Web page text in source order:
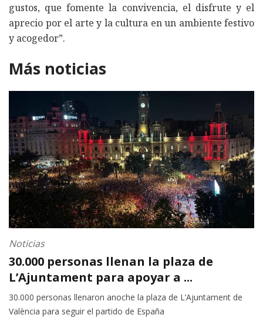
gustos, que fomente la convivencia, el disfrute y el
aprecio por el arte y la cultura en un ambiente festivo
y acogedor”.
Más noticias
Noticias
30.000 personas llenan la plaza de
L’Ajuntament para apoyar a ...
30.000 personas llenaron anoche la plaza de L’Ajuntament de
València para seguir el partido de España